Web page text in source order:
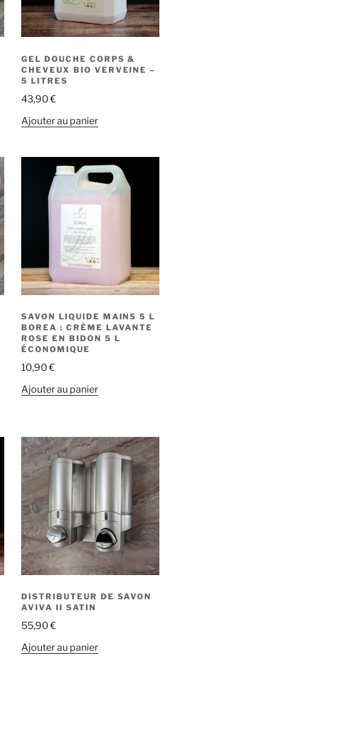
GEL DOUCHE CORPS &
CHEVEUX BIO VERVEINE –
5 LITRES
43,90€
Ajouter au panier
SAVON LIQUIDE MAINS 5 L
BOREA : CRÈME LAVANTE
ROSE EN BIDON 5 L
ÉCONOMIQUE
10,90€
Ajouter au panier
DISTRIBUTEUR DE SAVON
AVIVA II SATIN
55,90€
Ajouter au panier